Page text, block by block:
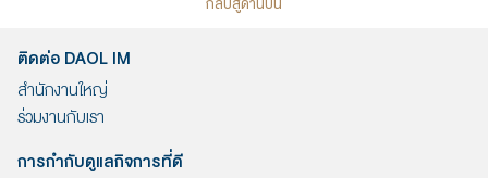
ติดต่อ DAOL IM
สำนักงานใหญ่
ร่วมงานกับเรา
การกำกับดูแลกิจการที่ดี